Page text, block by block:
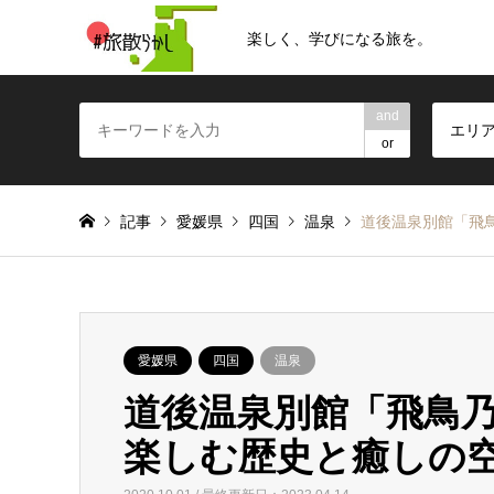
楽しく、学びになる旅を。
and
or
エリ
記事 愛媛県 四国 温泉 道後温泉別館「飛
愛媛県 四国 温泉
道後温泉別館「飛鳥
楽しむ歴史と癒しの